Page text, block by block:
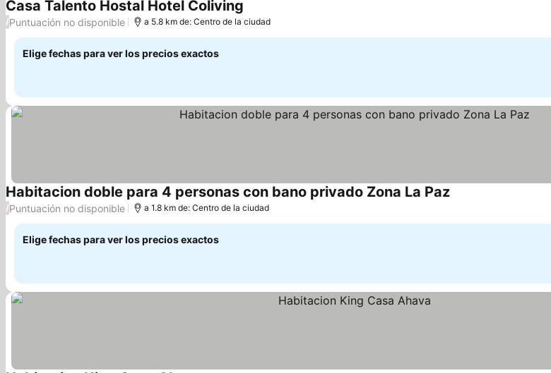
Casa Talento Hostal Hotel Coliving
/Puntuación no disponible a 5.8 km de: Centro de la ciudad
Elige fechas para ver los precios exactos
Habitacion doble para 4 personas con bano privado Zona La PazVer precios
/Puntuación no disponible a 1.8 km de: Centro de la ciudad
Elige fechas para ver los precios exactos